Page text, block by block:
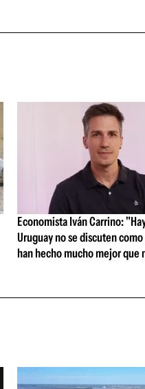
Economista Iván Carrino:
Uruguay no se discuten
han hecho mucho mejor que